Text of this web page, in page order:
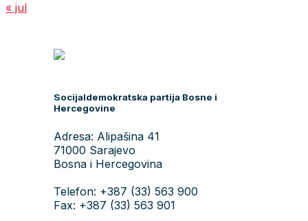
« jul
Socijaldemokratska partija Bosne i
Hercegovine
Adresa: Alipašina 41
71000 Sarajevo
Bosna i Hercegovina
Telefon: +387 (33) 563 900
Fax: +387 (33) 563 901